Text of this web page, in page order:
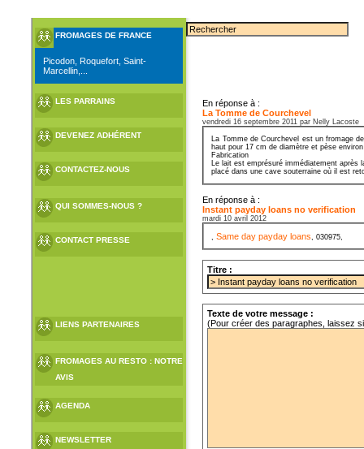
FROMAGES DE FRANCE
Picodon, Roquefort, Saint-
Marcellin,...
LES PARRAINS
DEVENEZ ADHÉRENT
CONTACTEZ-NOUS
QUI SOMMES-NOUS ?
CONTACT PRESSE
LIENS PARTENAIRES
FROMAGES AU RESTO : NOTRE
AVIS
AGENDA
NEWSLETTER
En réponse à :
La Tomme de Courchevel
vendredi 16 septembre 2011 par Nelly Lacoste
La Tomme de Courchevel est un fromage
haut pour 17 cm de diamètre et pèse
Fabrication
Le lait est emprésuré immédiatement
placé dans une cave souterraine où il est
En réponse à :
Instant payday loans no verification
mardi 10 avril 2012
,Same day payday loans, 030975,
Titre :
Texte de votre message :
(Pour créer des paragraphes, laissez